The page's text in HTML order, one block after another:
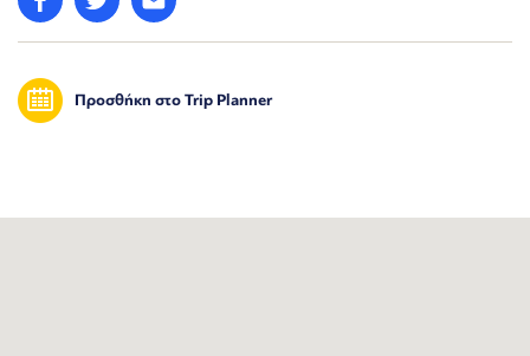
Προσθήκη στο Trip Planner